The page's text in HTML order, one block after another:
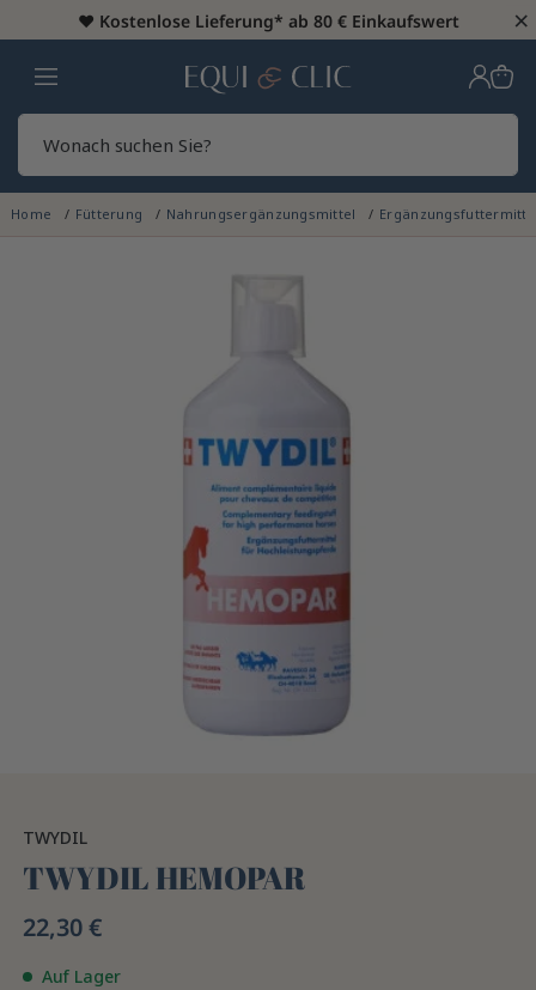
♥️ Kostenlose Lieferung* ab 80 € Einkaufswert ×
Heim
Home Fütterung Nahrungsergänzungsmittel
TWYDIL
TWYDIL HEMOPAR
22,30 €
Auf Lager